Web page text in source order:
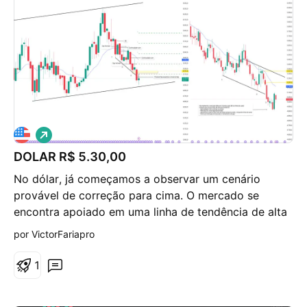
vermelha -4. Abaixo está o gráfico de 1 minuto, mas
dá pra entender.
DOLAR R$ 5.30,00
No dólar, já começamos a observar um cenário
provável de correção para cima. O mercado se
encontra apoiado em uma linha de tendência de alta
e, dentro desse contexto, apresentou uma perna
que começam a entrar em lateralidade antes de uma
V
i
d
a
l
a
por VictorFariapro
1